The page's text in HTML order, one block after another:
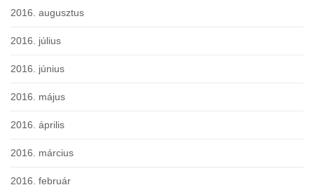
2016. augusztus
2016. július
2016. június
2016. május
2016. április
2016. március
2016. február